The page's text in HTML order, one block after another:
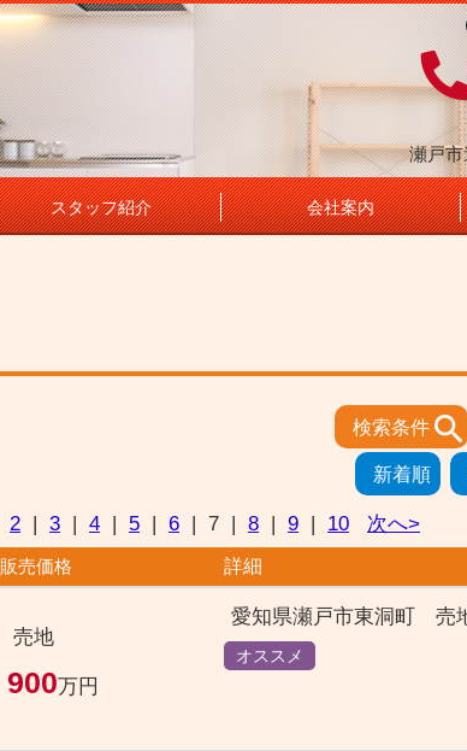
瀬戸市
スタッフ紹介 会社案内
検索条件 
新着順
2 | 3 | 4 | 5 | 6 | 7 | 8 | 9 | 10 次へ>
販売価格 詳細
売地
900万円
愛知県瀬戸市東洞町 売
オススメ